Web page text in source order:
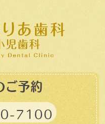
ご予約
7100